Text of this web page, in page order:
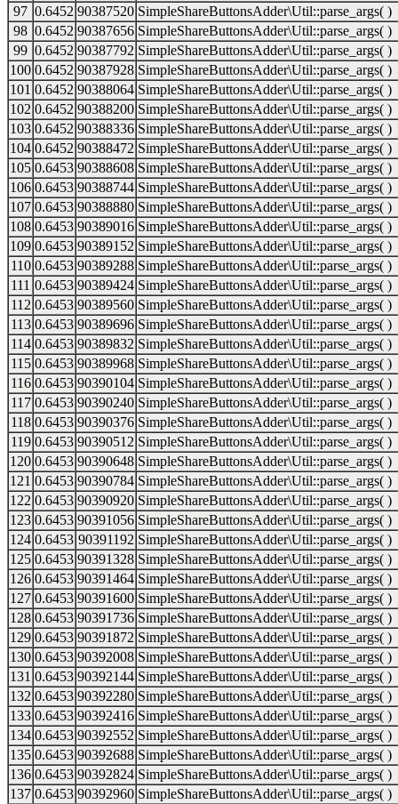
97 0.6452 90387520 SimpleShareButtonsAdder\Util::parse_args( )
98 0.6452 90387656 SimpleShareButtonsAdder\Util::parse_args( )
99 0.6452 90387792 SimpleShareButtonsAdder\Util::parse_args( )
100 0.6452 90387928 SimpleShareButtonsAdder\Util::parse_args( )
101 0.6452 90388064 SimpleShareButtonsAdder\Util::parse_args( )
102 0.6452 90388200 SimpleShareButtonsAdder\Util::parse_args( )
103 0.6452 90388336 SimpleShareButtonsAdder\Util::parse_args( )
104 0.6452 90388472 SimpleShareButtonsAdder\Util::parse_args( )
105 0.6453 90388608 SimpleShareButtonsAdder\Util::parse_args( )
106 0.6453 90388744 SimpleShareButtonsAdder\Util::parse_args( )
107 0.6453 90388880 SimpleShareButtonsAdder\Util::parse_args( )
108 0.6453 90389016 SimpleShareButtonsAdder\Util::parse_args( )
109 0.6453 90389152 SimpleShareButtonsAdder\Util::parse_args( )
110 0.6453 90389288 SimpleShareButtonsAdder\Util::parse_args( )
111 0.6453 90389424 SimpleShareButtonsAdder\Util::parse_args( )
112 0.6453 90389560 SimpleShareButtonsAdder\Util::parse_args( )
113 0.6453 90389696 SimpleShareButtonsAdder\Util::parse_args( )
114 0.6453 90389832 SimpleShareButtonsAdder\Util::parse_args( )
115 0.6453 90389968 SimpleShareButtonsAdder\Util::parse_args( )
116 0.6453 90390104 SimpleShareButtonsAdder\Util::parse_args( )
117 0.6453 90390240 SimpleShareButtonsAdder\Util::parse_args( )
118 0.6453 90390376 SimpleShareButtonsAdder\Util::parse_args( )
119 0.6453 90390512 SimpleShareButtonsAdder\Util::parse_args( )
120 0.6453 90390648 SimpleShareButtonsAdder\Util::parse_args( )
121 0.6453 90390784 SimpleShareButtonsAdder\Util::parse_args( )
122 0.6453 90390920 SimpleShareButtonsAdder\Util::parse_args( )
123 0.6453 90391056 SimpleShareButtonsAdder\Util::parse_args( )
124 0.6453 90391192 SimpleShareButtonsAdder\Util::parse_args( )
125 0.6453 90391328 SimpleShareButtonsAdder\Util::parse_args( )
126 0.6453 90391464 SimpleShareButtonsAdder\Util::parse_args( )
127 0.6453 90391600 SimpleShareButtonsAdder\Util::parse_args( )
128 0.6453 90391736 SimpleShareButtonsAdder\Util::parse_args( )
129 0.6453 90391872 SimpleShareButtonsAdder\Util::parse_args( )
130 0.6453 90392008 SimpleShareButtonsAdder\Util::parse_args( )
131 0.6453 90392144 SimpleShareButtonsAdder\Util::parse_args( )
132 0.6453 90392280 SimpleShareButtonsAdder\Util::parse_args( )
133 0.6453 90392416 SimpleShareButtonsAdder\Util::parse_args( )
134 0.6453 90392552 SimpleShareButtonsAdder\Util::parse_args( )
135 0.6453 90392688 SimpleShareButtonsAdder\Util::parse_args( )
136 0.6453 90392824 SimpleShareButtonsAdder\Util::parse_args( )
137 0.6453 90392960 SimpleShareButtonsAdder\Util::parse_args( )